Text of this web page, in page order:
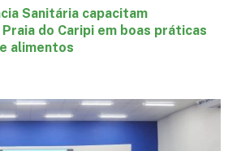
Sanitária capacitam
do Caripi em boas práticas
alimentos